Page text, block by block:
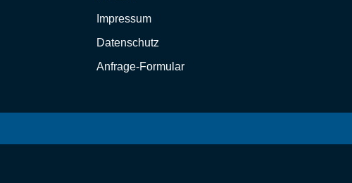
Impressum
Datenschutz
Anfrage-Formular